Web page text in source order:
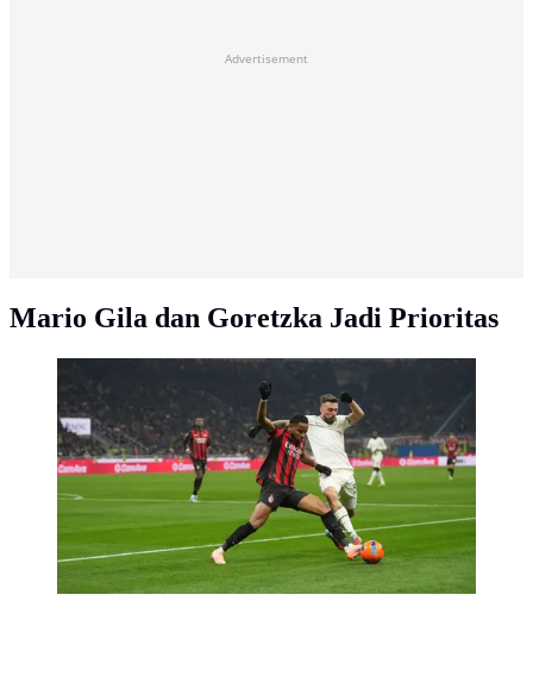
Advertisement
Mario Gila dan Goretzka Jadi Prioritas
Mario Gila dari Lazio (kanan) dan Christopher Nkunku
dari AC Milan berebut bola dalam laga Serie A antara
AC Milan dan Lazio di San Siro, Milan, Italia, Sabtu,
29 November 2025. (AP Photo/Antonio Calanni)